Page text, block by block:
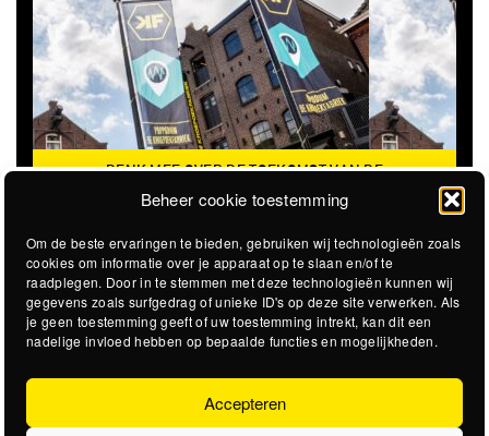
Beheer cookie toestemming
Om de beste ervaringen te bieden, gebruiken wij technologieën zoals
cookies om informatie over je apparaat op te slaan en/of te
raadplegen. Door in te stemmen met deze technologieën kunnen wij
gegevens zoals surfgedrag of unieke ID's op deze site verwerken. Als
je geen toestemming geeft of uw toestemming intrekt, kan dit een
nadelige invloed hebben op bepaalde functies en mogelijkheden.
Accepteren
DENK MEE OVER DE TOEKOMST VAN DE
KROEPOEKFABRIEK